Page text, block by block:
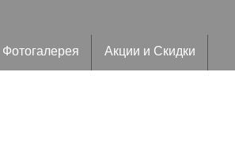
Фотогалерея Акции и Скидки